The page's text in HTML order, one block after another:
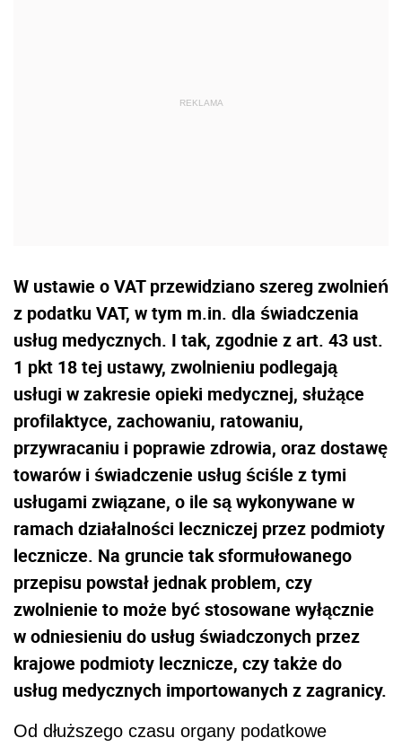
W ustawie o VAT przewidziano szereg zwolnień
z podatku VAT, w tym m.in. dla świadczenia
usług medycznych. I tak, zgodnie z art. 43 ust.
1 pkt 18 tej ustawy, zwolnieniu podlegają
usługi w zakresie opieki medycznej, służące
profilaktyce, zachowaniu, ratowaniu,
przywracaniu i poprawie zdrowia, oraz dostawę
towarów i świadczenie usług ściśle z tymi
usługami związane, o ile są wykonywane w
ramach działalności leczniczej przez podmioty
lecznicze. Na gruncie tak sformułowanego
przepisu powstał jednak problem, czy
zwolnienie to może być stosowane wyłącznie
w odniesieniu do usług świadczonych przez
krajowe podmioty lecznicze, czy także do
usług medycznych importowanych z zagranicy.
Od dłuższego czasu organy podatkowe